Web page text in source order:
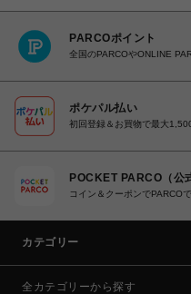
PARCOポイント
全国のPARCOやONLINE
ポケパル払い
初回登録＆お買物で最大
POCKET PARCO（公
コイン＆クーポンでPARCO
カテゴリー
全カテゴリーから探す